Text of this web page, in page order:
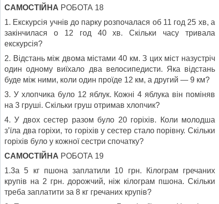
САМОСТІЙНА РОБОТА 18
1. Екскурсія учнів до парку розпочалася об 11 год 25 хв, а
закінчилася о 12 год 40 хв. Скільки часу тривала
екскурсія?
2. Відстань між двома містами 40 км. З цих міст назустріч
один одному виїхало два велосипедисти. Яка відстань
буде між ними, коли один проїде 12 км, а другий — 9 км?
3. У хлопчика було 12 яблук. Кожні 4 яблука він поміняв
на 3 груші. Скільки груш отримав хлопчик?
4. У двох сестер разом було 20 горіхів. Коли молодша
з’їла два горіхи, то горіхів у сестер стало порівну. Скільки
горіхів було у кожної сестри спочатку?
САМОСТІЙНА РОБОТА 19
1.3а 5 кг пшона заплатили 10 грн. Кілограм гречаних
крупів на 2 грн. дорожчий, ніж кілограм пшона. Скільки
треба заплатити за 8 кг гречаних крупів?